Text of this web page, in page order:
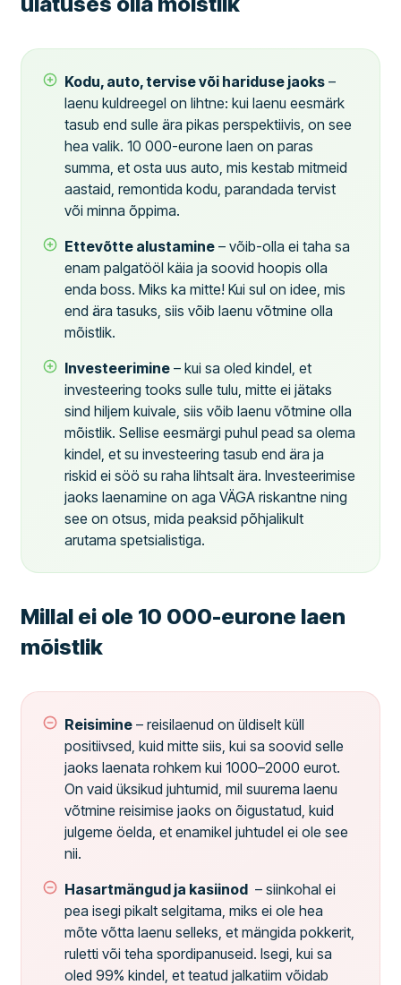
Kodu, auto, tervise või hariduse jaoks –
laenu kuldreegel on lihtne: kui laenu eesmärk
tasub end sulle ära pikas perspektiivis, on see
hea valik. 10 000-eurone laen on paras
summa, et osta uus auto, mis kestab mitmeid
aastaid, remontida kodu, parandada tervist
või minna õppima.
Ettevõtte alustamine – võib-olla ei taha sa
enam palgatööl käia ja soovid hoopis olla
enda boss. Miks ka mitte! Kui sul on idee, mis
end ära tasuks, siis võib laenu võtmine olla
mõistlik.
Investeerimine – kui sa oled kindel, et
investeering tooks sulle tulu, mitte ei jätaks
sind hiljem kuivale, siis võib laenu võtmine olla
mõistlik. Sellise eesmärgi puhul pead sa olema
kindel, et su investeering tasub end ära ja
riskid ei söö su raha lihtsalt ära. Investeerimise
jaoks laenamine on aga VÄGA riskantne ning
see on otsus, mida peaksid põhjalikult
arutama spetsialistiga.
Millal ei ole 10 000-eurone laen
mõistlik
Reisimine – reisilaenud on üldiselt küll
positiivsed, kuid mitte siis, kui sa soovid selle
jaoks laenata rohkem kui 1000–2000 eurot.
On vaid üksikud juhtumid, mil suurema laenu
võtmine reisimise jaoks on õigustatud, kuid
julgeme öelda, et enamikel juhtudel ei ole see
nii.
Hasartmängud ja kasiinod – siinkohal ei
pea isegi pikalt selgitama, miks ei ole hea
mõte võtta laenu selleks, et mängida pokkerit,
ruletti või teha spordipanuseid. Isegi, kui sa
oled 99% kindel, et teatud jalkatiim võidab